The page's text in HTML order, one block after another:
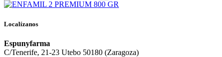
Localízanos
Espunyfarma
C/Tenerife, 21-23 Utebo 50180 (Zaragoza)